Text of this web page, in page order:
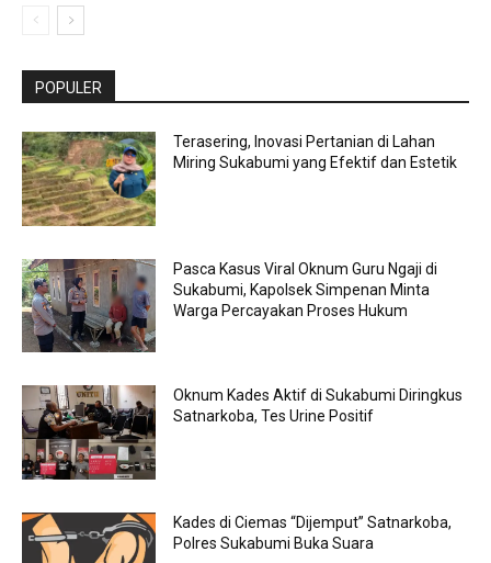
POPULER
Terasering, Inovasi Pertanian di Lahan
Miring Sukabumi yang Efektif dan Estetik
Pasca Kasus Viral Oknum Guru Ngaji di
Sukabumi, Kapolsek Simpenan Minta
Warga Percayakan Proses Hukum
Oknum Kades Aktif di Sukabumi Diringkus
Satnarkoba, Tes Urine Positif
Kades di Ciemas “Dijemput” Satnarkoba,
Polres Sukabumi Buka Suara